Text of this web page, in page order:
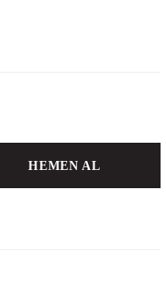
HEMEN AL